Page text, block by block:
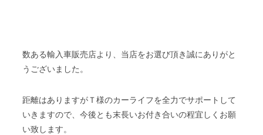
数ある輸入車販売店より、当店をお選び頂き誠にありがと
うございました。
距離はありますがＴ様のカーライフを全力でサポートして
いきますので、今後とも末長いお付き合いの程宜しくお願
い致します。